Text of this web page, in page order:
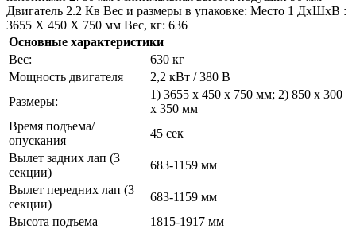
Двигатель 2.2 Кв Вес и размеры в упаковке: Место 1 ДхШхВ :
3655 X 450 X 750 мм Вес, кг: 636
Основные характеристики
Bec:
630 кг
Moщнocть двигaтeля
2,2 кВт / 380 В
Paзмepы:
1) 3655 х 450 х 750 мм; 2) 850 х 300
х 350 мм
Время подъема/
опускания
45 сек
Вылет задних лап (3
секции)
683-1159 мм
Вылет передних лап (3
секции)
683-1159 мм
Высота подъема
1815-1917 мм